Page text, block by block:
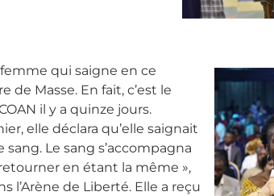
qui saigne en ce
de Masse. En fait, c’est le
il y a quinze jours.
elle déclara qu’elle saignait
Le sang s’accompagna
en étant la même »,
l’Arène de Liberté. Elle a reçu